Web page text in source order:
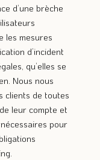
d’une brèche
les mesures
d’incident
qu’elles se
Nous nous
clients de toutes
leur compte et
pour